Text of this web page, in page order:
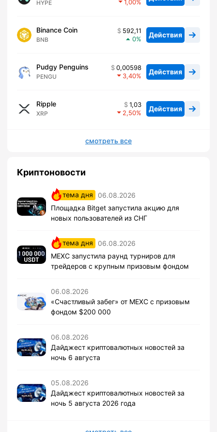
HYPE 1,00
Binance Coin
BNB
592,11
0
Действия
Pudgy Penguins
PENGU
0,00598
3,40
Действия
Ripple
XRP
1,03
2,50
Действия
смотреть все
Криптоновости
тема дня
06.08.2026
Площадка Bitget запустила акцию для
новых пользователей из СНГ
тема дня
06.08.2026
MEXC запустила раунд турниров для
трейдеров с крупным призовым фондом
06.08.2026
«Счастливый забег» от MEXC с призовым
фондом $200 000
06.08.2026
Дайджест криптовалютных новостей за
ночь 6 августа
05.08.2026
Дайджест криптовалютных новостей за
ночь 5 августа 2026 года